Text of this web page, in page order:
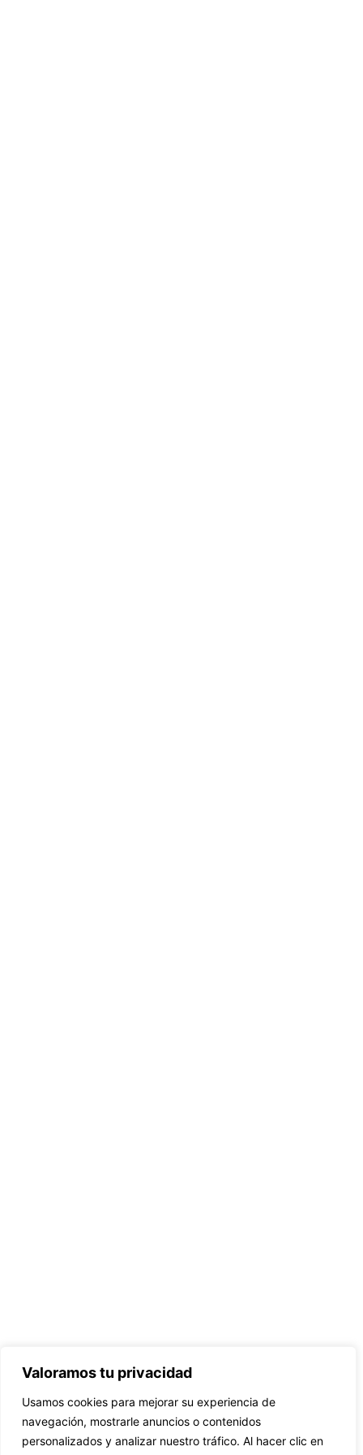
Valoramos tu privacidad
Usamos cookies para mejorar su experiencia de
navegación, mostrarle anuncios o contenidos
personalizados y analizar nuestro tráfico. Al hacer clic en